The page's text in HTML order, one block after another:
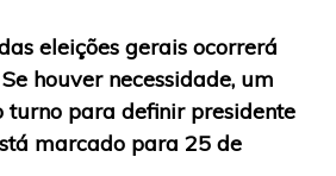
eleições gerais ocorrerá
houver necessidade, um
turno para definir presidente
marcado para 25 de